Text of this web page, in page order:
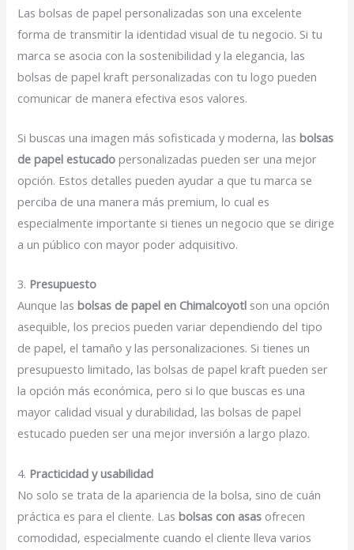
Las bolsas de papel personalizadas son una excelente
forma de transmitir la identidad visual de tu negocio. Si tu
marca se asocia con la sostenibilidad y la elegancia, las
bolsas de papel kraft personalizadas con tu logo pueden
comunicar de manera efectiva esos valores.
Si buscas una imagen más sofisticada y moderna, lasbolsas
de papel estucado personalizadas pueden ser una mejor
opción. Estos detalles pueden ayudar a que tu marca se
perciba de una manera más premium, lo cual es
especialmente importante si tienes un negocio que se dirige
a un público con mayor poder adquisitivo.
3. Presupuesto
Aunque lasbolsas de papel en Chimalcoyotl son una opción
asequible, los precios pueden variar dependiendo del tipo
de papel, el tamaño y las personalizaciones. Si tienes un
presupuesto limitado, las bolsas de papel kraft pueden ser
la opción más económica, pero si lo que buscas es una
mayor calidad visual y durabilidad, las bolsas de papel
estucado pueden ser una mejor inversión a largo plazo.
4. Practicidad y usabilidad
No solo se trata de la apariencia de la bolsa, sino de cuán
práctica es para el cliente. Lasbolsas con asas ofrecen
comodidad, especialmente cuando el cliente lleva varios